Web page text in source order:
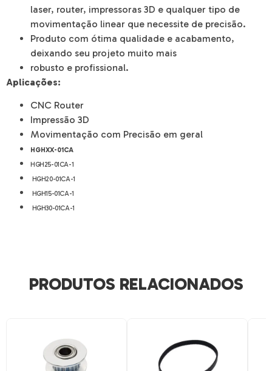
laser, router, impressoras 3D e qualquer tipo de
movimentação linear que necessite de precisão.
Produto com ótima qualidade e acabamento,
deixando seu projeto muito mais
robusto e profissional.
Aplicações:
CNC Router
Impressão 3D
Movimentação com Precisão em geral
HGHXX-01CA
HGH25-01CA-1
HGH20-01CA-1
HGH15-01CA-1
HGH30-01CA-1
PRODUTOS RELACIONADOS